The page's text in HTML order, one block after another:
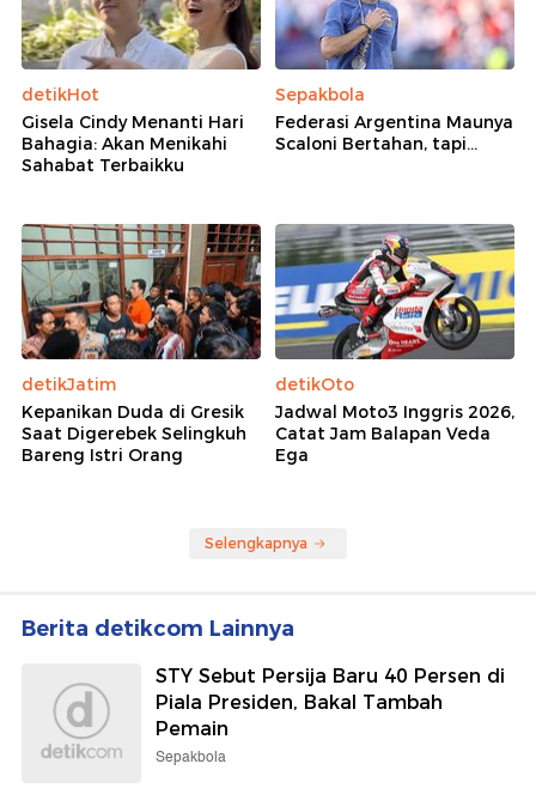
detikHot
Gisela Cindy Menanti Hari
Bahagia: Akan Menikahi
Sahabat Terbaikku
Sepakbola
Federasi Argentina Maunya
Scaloni Bertahan, tapi...
detikJatim
Kepanikan Duda di Gresik
Saat Digerebek Selingkuh
Bareng Istri Orang
detikOto
Jadwal Moto3 Inggris 2026,
Catat Jam Balapan Veda
Ega
Selengkapnya
Berita detikcom Lainnya
STY Sebut Persija Baru 40 Persen di
Piala Presiden, Bakal Tambah
Pemain
Sepakbola